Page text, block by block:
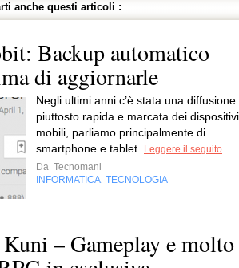
anche questi articoli :
Backup automatico
di aggiornarle
Negli ultimi anni c’è stata una diffusione
piuttosto rapida e marcata dei dispositivi
mobili, parliamo principalmente di
smartphone e tablet.
Leggere il seguito
Da Tecnomani
INFORMATICA TECNOLOGIA
– Gameplay e molto